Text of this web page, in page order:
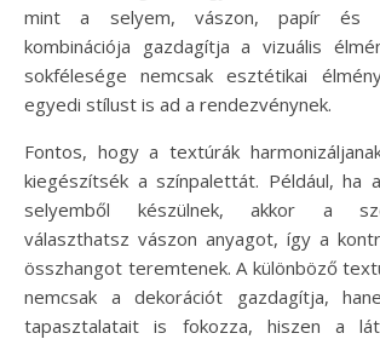
mint a selyem, vászon, papír és
kombinációja gazdagítja a vizuális
sokfélesége nemcsak esztétikai
egyedi stílust is ad a rendezvénynek.
Fontos, hogy a textúrák
kiegészítsék a színpalettát. Például, ha
selyemből készülnek, akkor a
választhatsz vászon anyagot, így a
összhangot teremtenek. A különböző
nemcsak a dekorációt gazdagítja,
tapasztalatait is fokozza, hiszen a